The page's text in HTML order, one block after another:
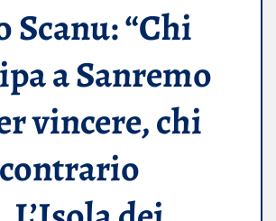
Scanu: “Chi
a Sanremo
vincere, chi